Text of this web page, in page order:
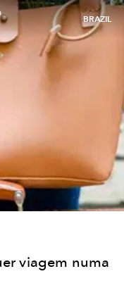
BRAZIL
viagem numa